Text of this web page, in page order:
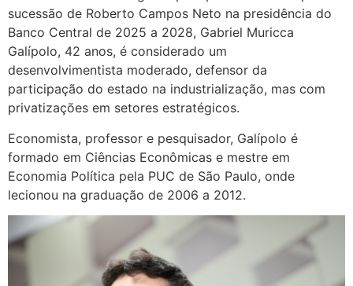
sucessão de Roberto Campos Neto na presidência do
Banco Central de 2025 a 2028, Gabriel Muricca
Galípolo, 42 anos, é considerado um
desenvolvimentista moderado, defensor da
participação do estado na industrialização, mas com
privatizações em setores estratégicos.
Economista, professor e pesquisador, Galípolo é
formado em Ciências Econômicas e mestre em
Economia Política pela PUC de São Paulo, onde
lecionou na graduação de 2006 a 2012.